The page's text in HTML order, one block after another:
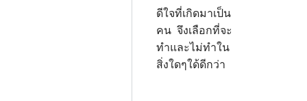
ดีใจที่เกิดมาเป็น
คน จึงเลือกที่จะ
ทำและไม่ทำใน
สิ่งใดๆใด้ดีกว่า